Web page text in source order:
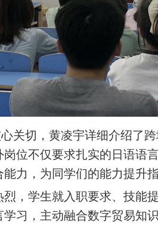
切，黄凌宇详细介绍了跨
位不仅要求扎实的日语语
力，为同学们的能力提升指
学生就入职要求、技能
习，主动融合数字贸易知